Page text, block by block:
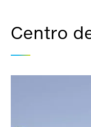
Centro